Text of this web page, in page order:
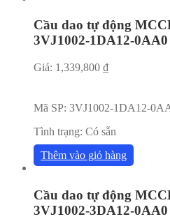
Cầu dao tự động
3VJ1002-1DA12-0AA0
Giá: 1,339,800 ₫
Mã SP: 3VJ1002-1DA12-
Tình trạng: Có sẵn
Thêm vào giỏ hàng
Cầu dao tự động
3VJ1002-3DA12-0AA0